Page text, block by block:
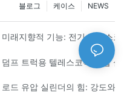
NEWS
케이스
블로그
성 이해
미래지향적 기능: 전기 텔레스
덤프 트럭용 텔레스코픽 유압
실린더의 장점
로드 유압 실린더의 힘: 강도와